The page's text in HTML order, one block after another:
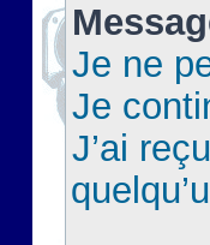
Je ne
Je
J’ai